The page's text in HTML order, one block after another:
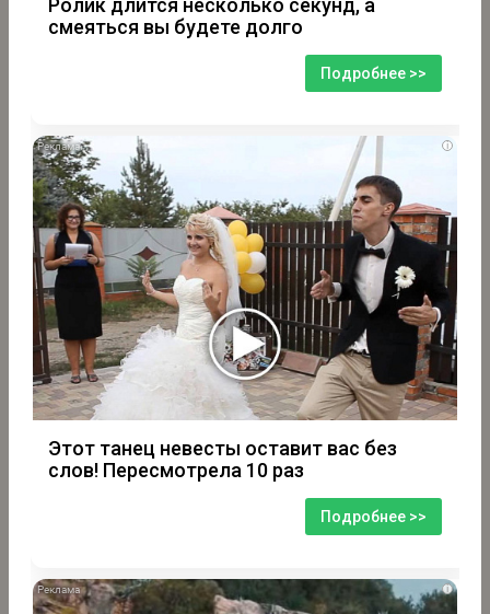
Ролик длится несколько секунд, а
смеяться вы будете долго
Подробнее >>
i
Этот танец невесты оставит вас без
слов! Пересмотрела 10 раз
Подробнее >>
i